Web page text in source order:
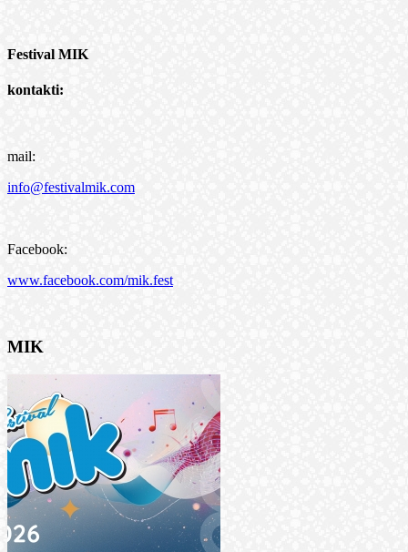
Festival MIK
kontakti:
mail:
info@festivalmik.com
Facebook:
www.facebook.com/mik.fest
MIK